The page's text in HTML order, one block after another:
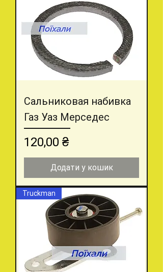
Сальниковая набивка
Газ Уаз Мерседес
Ціна
120,00 ₴
Додати у кошик
Truckman